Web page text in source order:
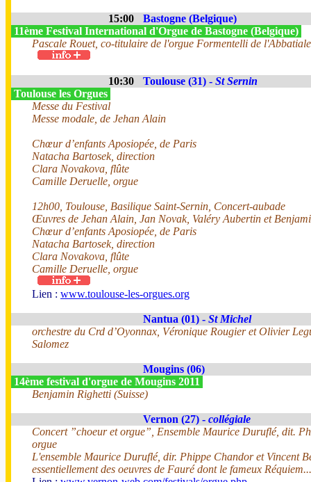
15:00
Bastogne (Belgique)
11ème Festival International d'Orgue de Bastogne (Belgique)
Pascale Rouet, co-titulaire de l'orgue Formentelli de
10:30 Toulouse (31) - St Sernin
Toulouse les Orgues
Messe du Festival
Messe modale, de Jehan Alain
Chœur d’enfants Aposiopée, de Paris
Natacha Bartosek, direction
Clara Novakova, flûte
Camille Deruelle, orgue
12h00, Toulouse, Basilique Saint-Sernin, Concert-aubade
Œuvres de Jehan Alain, Jan Novak, Valéry Aubertin et
Chœur d’enfants Aposiopée, de Paris
Natacha Bartosek, direction
Clara Novakova, flûte
Camille Deruelle, orgue
Lien : www.toulouse-les-orgues.org
Nantua (01) - St Michel
orchestre du Crd d’Oyonnax, Véronique Rougier et Olivier
Salomez
Mougins (06)
14ème festival d'orgue de Mougins 2011
Benjamin Righetti (Suisse)
Vernon (27) - collégiale
Concert ”choeur et orgue”, Ensemble Maurice Duruflé, dit.
orgue
L'ensemble Maurice Duruflé, dir. Phippe Chandor et Vincent
essentiellement des oeuvres de Fauré dont le fameux Réquiem...